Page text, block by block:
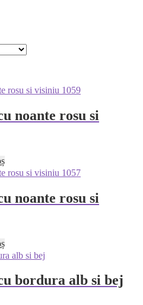
noante rosu si
noante rosu si
bordura alb si bej